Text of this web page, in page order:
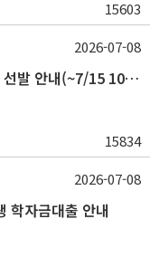
15603
2026학년도 2학기 삼일장학회 장학생 선발 안내(~7/15 10:00)
15834
2026-07-08
학자금대출 안내
2026-07-08